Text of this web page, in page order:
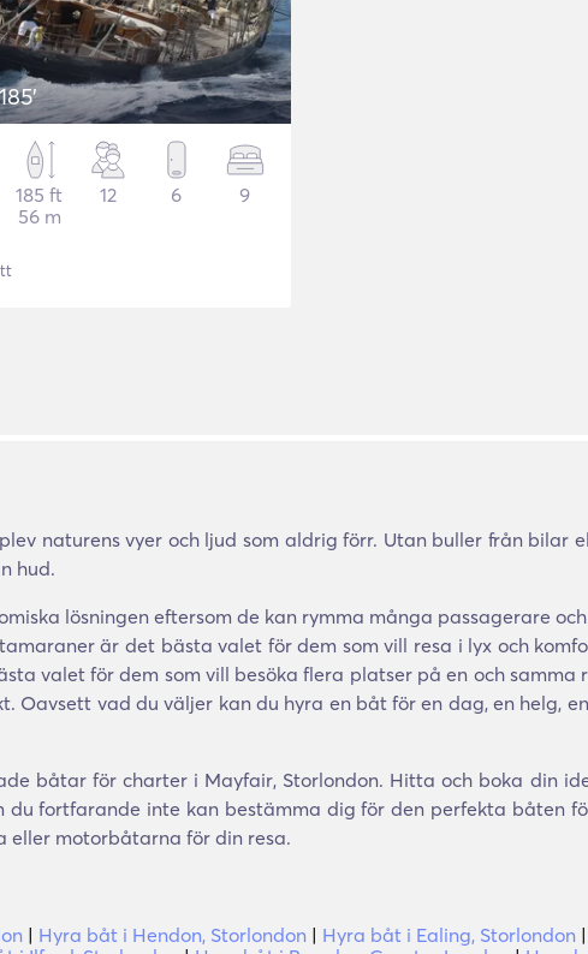
185 ft
56 m
12 6 9
naturens vyer och ljud som aldrig förr. Utan buller från bilar
hud.
lösningen eftersom de kan rymma många passagerare
är det bästa valet för dem som vill resa i lyx och
valet för dem som vill besöka flera platser på en och samma
vad du väljer kan du hyra en båt för en dag, en helg,
båtar för charter i Mayfair, Storlondon. Hitta och boka din
fortfarande inte kan bestämma dig för den perfekta båten
eller motorbåtarna för din resa.
| Hyra båt i Hendon, Storlondon | Hyra båt i Ealing, Storlondon |